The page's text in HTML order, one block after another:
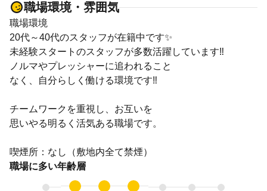
職場環境・雰囲気
職場環境
20代～40代のスタッフが在籍中です✨
未経験スタートのスタッフが多数活躍しています‼
ノルマやプレッシャーに追われること
なく、自分らしく働ける環境です‼
チームワークを重視し、お互いを
思いやる明るく活気ある職場です。
喫煙所：なし（敷地内全て禁煙）
職場に多い年齢層